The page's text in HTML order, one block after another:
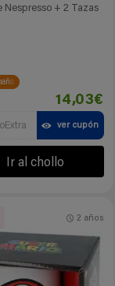
Nespresso + 2 Tazas
14,03€
ver cupón
Ir al chollo
2 años